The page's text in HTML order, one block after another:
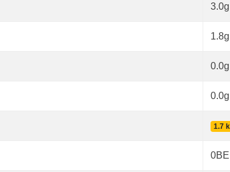
3.0g
1.8g
0.0g
0.0g
1.7
0BE